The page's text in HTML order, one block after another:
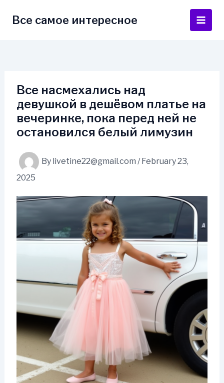
Все самое интересное
Main
Все насмехались над
девушкой в дешёвом платье на
вечеринке, пока перед ней не
остановился белый лимузин
By livetine22@gmail.com / February 23,
2025